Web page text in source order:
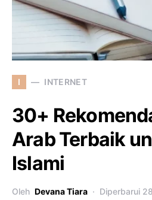
I INTERNET
30+
Arab Terbaik
Islami
Oleh Devana Tiara Diperbarui